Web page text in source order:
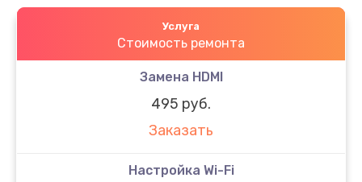
Услуга
Стоимость ремонта
Замена HDMI
495 руб.
Заказать
Настройка Wi-Fi